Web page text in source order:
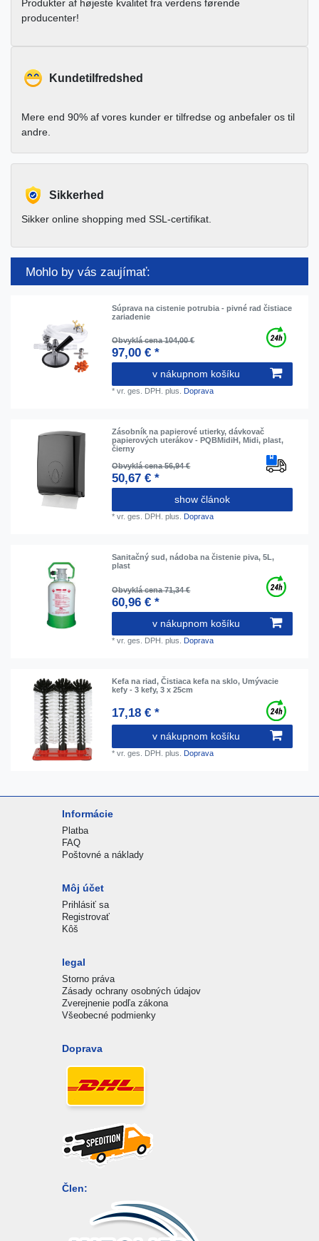
Produkter af højeste kvalitet fra verdens førende
producenter!
Kundetilfredshed
Mere end 90% af vores kunder er tilfredse og anbefaler os til
andre.
Sikkerhed
Sikker online shopping med SSL-certifikat.
Mohlo by vás zaujímať:
Súprava na cistenie potrubia - pivné rad čistiace
zariadenie
Obvyklá cena 104,00 €
97,00 € *
v nákupnom košíku
*vr. ges. DPH. plus. Doprava
Zásobník na papierové utierky, dávkovač
papierových uterákov - PQBMidiH, Midi, plast,
čierny
Obvyklá cena 56,94 €
50,67 € *
show článok
*vr. ges. DPH. plus. Doprava
Sanitačný sud, nádoba na čistenie piva, 5L,
plast
Obvyklá cena 71,34 €
60,96 € *
v nákupnom košíku
*vr. ges. DPH. plus. Doprava
Kefa na riad, Čistiaca kefa na sklo, Umývacie
kefy - 3 kefy, 3 x 25cm
17,18 € *
v nákupnom košíku
*vr. ges. DPH. plus. Doprava
Informácie
Platba
FAQ
Poštovné a náklady
Môj účet
Prihlásiť sa
Registrovať
Kôš
legal
Storno práva
Zásady ochrany osobných údajov
Zverejnenie podľa zákona
Všeobecné podmienky
Doprava
Člen: